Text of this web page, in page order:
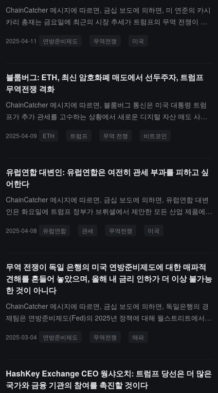
ChainCatcher 메시지에 따르면, 금십 보도에 의하면, 미 연준의 카시
카리 총재는 금요일에 최근의 시장 추세가 트럼프의 무역 전쟁이 격
있음을 보여준다고 밝혔습니다.그는 최근 며칠 동안 미국 국채 수익
될 때, 저는 달러가 상승할 것으로 예상합니다. 하지만 달러가 동시에
하락하는 사실은 투자자 선호의 변화가 더욱 신뢰할 수 있게 만듭니
다."라고 카시카리는 언급했습니다.그는 또한 "전 세계의 투자자들은
미국을 최고의 투자처로 보고 있습니다. 만약 그렇다면, 우리는 무역
한 자산 수익률이 하락하는 것입니다."라고 말했습니다. "무역 적자가
는 것을 보게 될 것입니다."라고 덧붙였습니다.그러나 카시카리는 그
가 보고 있는 것은 시장 운영에서의 "압박"이지 심각한 혼란이 아니라
고 지적했습니다.
2025-04-11 연방준비제도 무역전쟁 미국
블룸버그: ETH, 최신 암호화폐 매도에서 선두주자, 트럼프
무역전쟁 격화
ChainCatcher 메시지에 따르면, 블룸버그 통신은 미국 대통령 트럼
프가 추가 관세를 고수하는 상황에서 새로운 디지털 자산 매도 사태
더욱 어두워졌다고 보도했습니다.수요일, 이더리움은 6% 이상 하락
니다.
2025-04-09 ETH 트럼프 무역 전쟁 비트코인
유럽연합 대변인: 유럽연합은 여전히 관세 부과를 피하고 싶
어한다
ChainCatcher 메시지에 따르면, 금십 보도에 의하면, 유럽연합 대변
인은 화요일에 트럼프 정부가 브뤼셀에서 제안한 모든 산업 제품에
연합은 여전히 미국과의 무역 전쟁을 피하고 싶다고 밝혔습니다.백악
습니다. 유럽연합 대변인은 "상황은 변하지 않았습니다. 우리는 관세
를 피하고 싶습니다... 우리는 미국 동료들이 의미 있는 방식으로 참
여하기를 기다리고 있습니다."라고 전했습니다.
2025-04-08 유럽연합 관세 무역전쟁 미국
무역 전쟁이 독일 은행의 미국 연방준비제도에 대한 매파적
견해를 흔들어 놓았으며, 올해 내 금리 인하가 더 이상 불가능
한 것이 아니다
ChainCatcher 메시지에 따르면, 금십 보도에 의하면, 독일은행의 경
제팀은 연방준비제도(Fed)의 2025년 정책에 대해 월스트리트에서
하하지 않을 것이라고 예측하고 있습니다. 비록 이것이 여전히 해당
다."당신은 확실히 경제 데이터에서 무역 불확실성의 일부 부정적인
영향을 보기 시작했을 것입니다,"라고 Luzzetti는 말했습니다. "이러
2025-03-04 연방준비제도 무역전쟁 매파
HashKey Exchange CEO 웡샤오치: 트럼프 당선은 더 많은
국가와 금융 기관의 참여를 촉진할 것이다